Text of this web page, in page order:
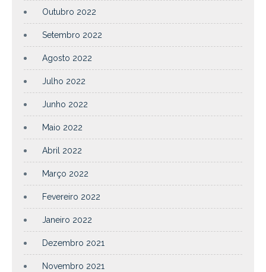
Outubro 2022
Setembro 2022
Agosto 2022
Julho 2022
Junho 2022
Maio 2022
Abril 2022
Março 2022
Fevereiro 2022
Janeiro 2022
Dezembro 2021
Novembro 2021